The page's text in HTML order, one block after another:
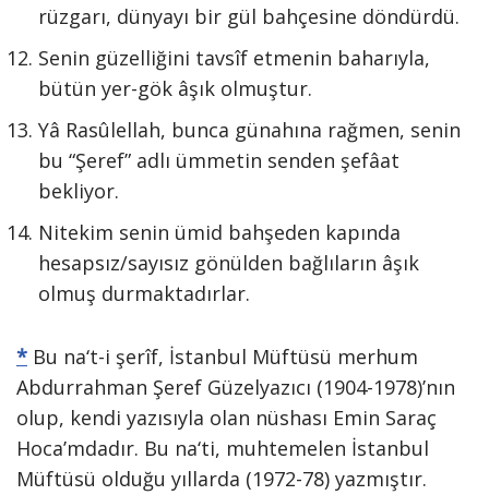
rüzgarı, dünyayı bir gül bahçesine döndürdü.
Senin güzelliğini tavsîf etmenin baharıyla,
bütün yer-gök âşık olmuştur.
Yâ Rasûlellah, bunca günahına rağmen, senin
bu “Şeref” adlı ümmetin senden şefâat
bekliyor.
Nitekim senin ümid bahşeden kapında
hesapsız/sayısız gönülden bağlıların âşık
olmuş durmaktadırlar.
* Bu na‘t-i şerîf, İstanbul Müftüsü merhum
Abdurrahman Şeref Güzelyazıcı (1904-1978)’nın
olup, kendi yazısıyla olan nüshası Emin Saraç
Hoca’mdadır. Bu na‘ti, muhtemelen İstanbul
Müftüsü olduğu yıllarda (1972-78) yazmıştır.